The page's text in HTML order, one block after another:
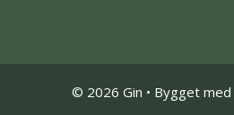
© 2026 Gin • Bygget med